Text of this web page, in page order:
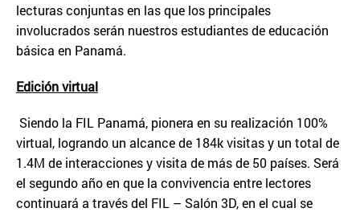
lecturas conjuntas en las que los principales
involucrados serán nuestros estudiantes de educación
básica en Panamá.
Edición virtual
Siendo la FIL Panamá, pionera en su realización 100%
virtual, logrando un alcance de 184k visitas y un total de
1.4M de interacciones y visita de más de 50 países. Será
el segundo año en que la convivencia entre lectores
continuará a través del FIL – Salón 3D, en el cual se